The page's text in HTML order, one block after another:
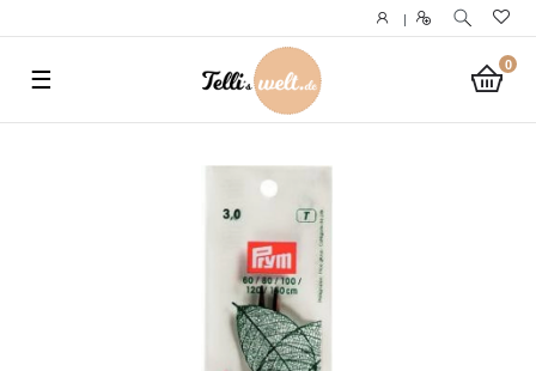
|
0
☰